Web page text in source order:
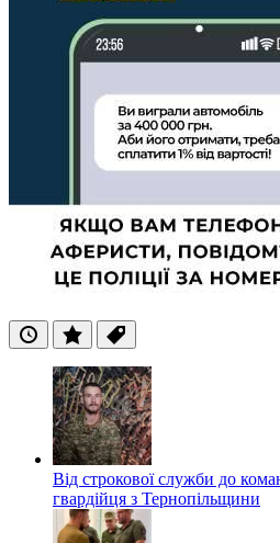
ОстанніПопулярні
Теги
Від строкової служби до
гвардійця з Тернопільщини